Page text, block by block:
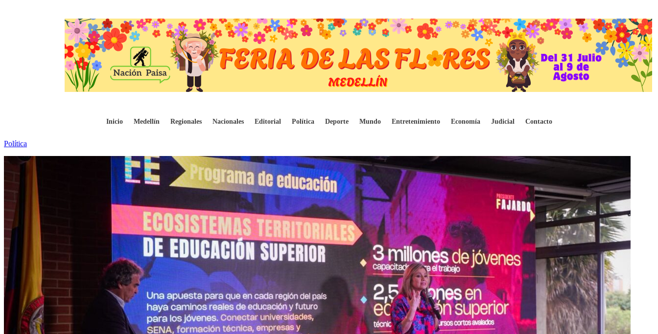
Inicio Medellín Regionales Nacionales Editorial Política Deporte Mundo Entretenimiento Economía Judicial Contacto
Sergio Fajardo presenta propuesta educativa con enfoque en equidad y cobertura
Política